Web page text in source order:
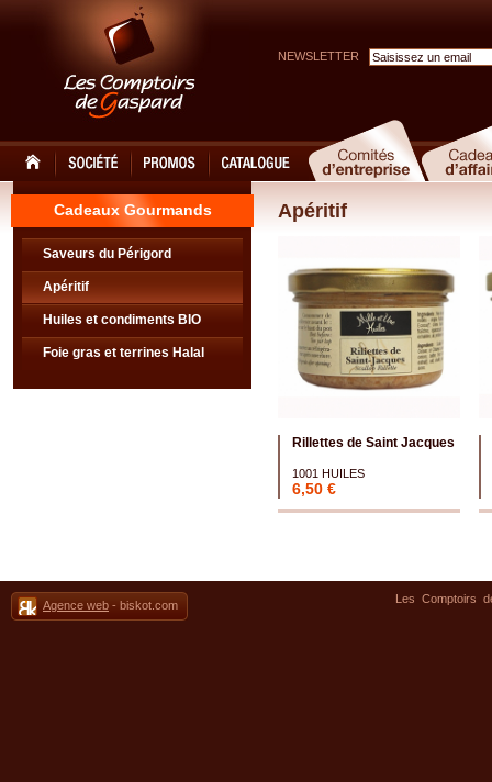
NEWSLETTER
Cadeaux Gourmands
Saveurs du Périgord
Apéritif
Huiles et condiments BIO
Foie gras et terrines Halal
Apéritif
Rillettes de Saint Jacques
1001 HUILES
6,50 €
Agence web - biskot.com Les Comptoirs